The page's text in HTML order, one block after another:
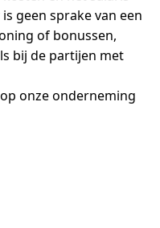
geen sprake van een
of bonussen,
bij de partijen met
onze onderneming